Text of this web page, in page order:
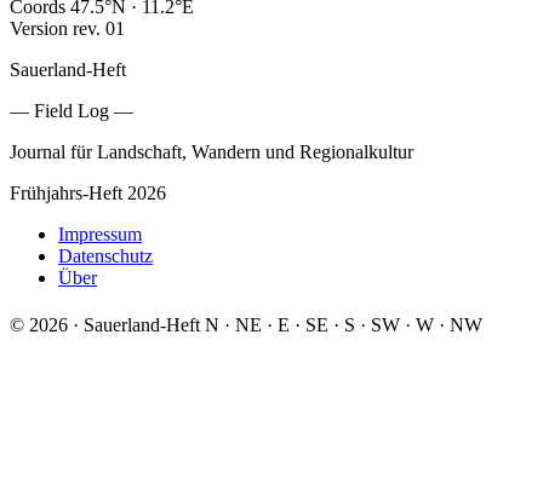
Coords 47.5°N · 11.2°E
Version rev. 01
Sauerland-Heft
— Field Log —
Journal für Landschaft, Wandern und Regionalkultur
Frühjahrs-Heft 2026
Impressum
Datenschutz
Über
© 2026 · Sauerland-Heft N · NE · E · SE · S · SW · W · NW